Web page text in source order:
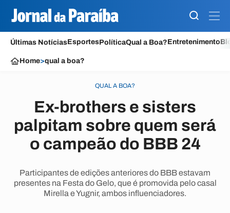
Últimas NotíciasEsportesPolíticaQual a Boa?Entretenimento
Home>qual a boa?
QUAL A BOA?
Ex-brothers e sisters
palpitam sobre quem será
o campeão do BBB 24
Participantes de edições anteriores do BBB estavam
presentes na Festa do Gelo, que é promovida pelo casal
Mirella e Yugnir, ambos influenciadores.